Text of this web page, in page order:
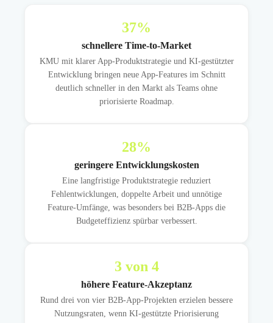
37%
schnellere Time-to-Market
KMU mit klarer App-Produktstrategie und KI-gestützter
Entwicklung bringen neue App-Features im Schnitt
deutlich schneller in den Markt als Teams ohne
priorisierte Roadmap.
28%
geringere Entwicklungskosten
Eine langfristige Produktstrategie reduziert
Fehlentwicklungen, doppelte Arbeit und unnötige
Feature-Umfänge, was besonders bei B2B-Apps die
Budgeteffizienz spürbar verbessert.
3von 4
höhere Feature-Akzeptanz
Rund drei von vier B2B-App-Projekten erzielen bessere
Nutzungsraten, wenn KI-gestützte Priorisierung